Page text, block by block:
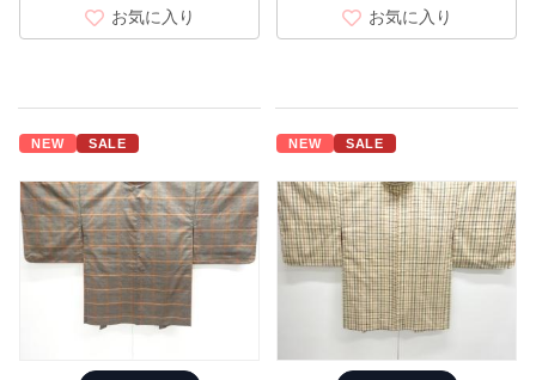
お気に入り お気に入り
NEW SALE NEW SALE